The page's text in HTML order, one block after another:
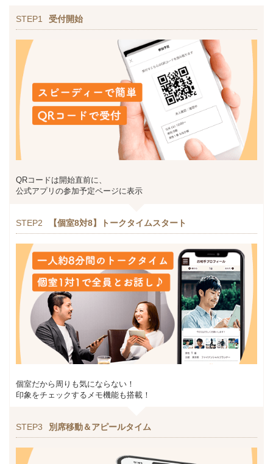
STEP1 受付開始
QRコードは開始直前に、
公式アプリの参加予定ページに表示
STEP2 【個室8対8】トークタイムスタート
個室だから周りも気にならない！
印象をチェックするメモ機能も搭載！
STEP3 別席移動＆アピールタイム